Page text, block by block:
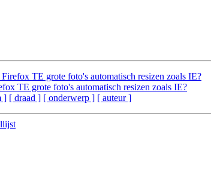
TE grote foto's automatisch resizen zoals IE?
TE grote foto's automatisch resizen zoals IE?
] [ draad ] [ onderwerp ] [ auteur ]